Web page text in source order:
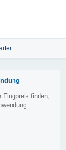
Flugpreis finden,